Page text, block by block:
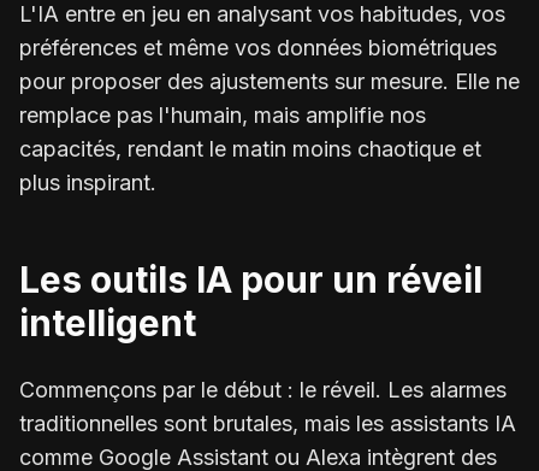
L'IA entre en jeu en analysant vos habitudes, vos
préférences et même vos données biométriques
pour proposer des ajustements sur mesure. Elle ne
remplace pas l'humain, mais amplifie nos
capacités, rendant le matin moins chaotique et
plus inspirant.
Les outils IA pour un réveil
intelligent
Commençons par le début : le réveil. Les alarmes
traditionnelles sont brutales, mais les assistants IA
comme Google Assistant ou Alexa intègrent des